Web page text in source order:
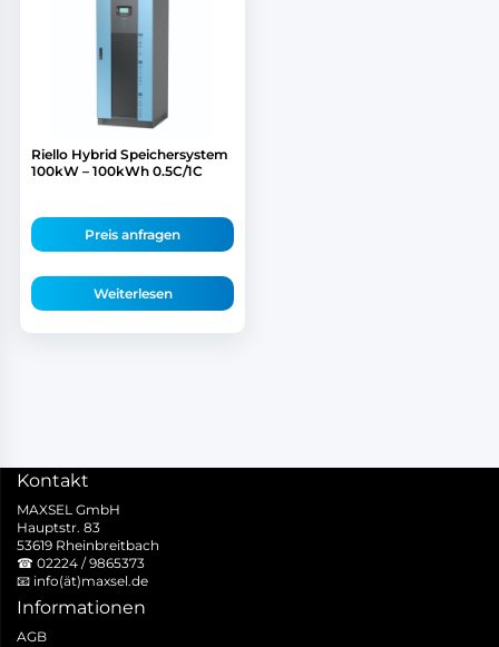
Riello Hybrid Speichersystem
100kW – 100kWh 0.5C/1C
Preis anfragen
Weiterlesen
Kontakt
MAXSEL GmbH
Hauptstr. 83
53619 Rheinbreitbach
☎ 02224 / 9865373
📧 info(ät)maxsel.de
Informationen
AGB